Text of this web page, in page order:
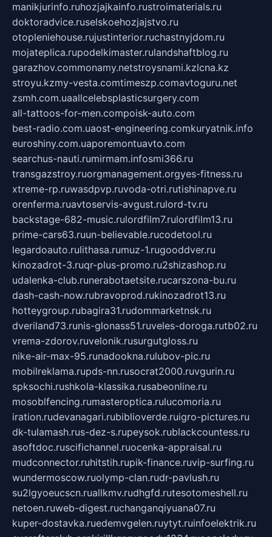
manikjurinfo.ruhozjajkainfo.rustroimaterials.ru
doktoradvice.ruselskoehozjajstvo.ru
otopleniehouse.rujustinterior.ruchastnyjdom.ru
mojateplica.rupodelkimaster.rulandshaftblog.ru
garazhov.commonamy.netstroysnami.kzlcna.kz
stroyu.kzmy-vesta.comtimeszp.comavtoguru.net
zsmh.com.uaallcelebsplasticsurgery.com
all-tattoos-for-men.compoisk-auto.com
best-radio.com.uaost-engineering.comkuryatnik.info
euroshiny.com.uaporemontuavto.com
searchus-nauti.rumirmam.infosmi366.ru
transgazstroy.ruorgmanagement.orgyes-fitness.ru
xtreme-rp.ruwasdpvp.ruvoda-otri.rutishinapve.ru
orenferma.ruavtoservis-avgust.rulord-tv.ru
backstage-682-music.rulordfilm7.rulordfilm13.ru
prime-cars63.ruun-believable.rucodetool.ru
legardoauto.rulithasa.rumuz-1.rugooddver.ru
kinozadrot-3.ruqr-plus-promo.ru2shizashop.ru
udalenka-club.runerabotaetsite.rucarszona-bu.ru
dash-cash-now.rubravoprod.rukinozadrot13.ru
hotteygroup.rubagira31.rudommarketnsk.ru
dveriland73.runis-glonass51.ruveles-doroga.rutb02.ru
vrema-zdorov.ruvelonik.rusurgutgloss.ru
nike-air-max-95.runadookna.rulubov-pic.ru
mobilreklama.rupds-nn.rusocrat2000.ruvgurin.ru
spksochi.rushkola-klassika.rusabeonline.ru
mosoblfencing.rumasteroptica.rulucomoria.ru
iration.rudevanagari.rubiblioverde.ruigro-pictures.ru
dk-tulamash.rus-dez-s.rupeysok.rublackcountess.ru
asoftdoc.ruscifichannel.ruocenka-appraisal.ru
mudconnector.ruhitstih.rupik-finance.ruvip-surfing.ru
wundermoscow.ruolymp-clan.rudr-pavlush.ru
su2lgyoeucscn.ruallkmv.rudhgfd.rutesotomeshell.ru
netoen.ruweb-digest.ruchanganqiyuana07.ru
kuper-dostavka.ruedemvgelen.ruytyt.ruinfoelektrik.ru